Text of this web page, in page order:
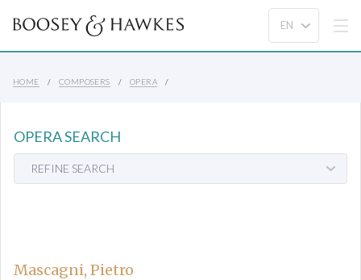
HOME COMPOSERS OPERA
OPERA SEARCH
REFINE SEARCH
Mascagni, Pietro